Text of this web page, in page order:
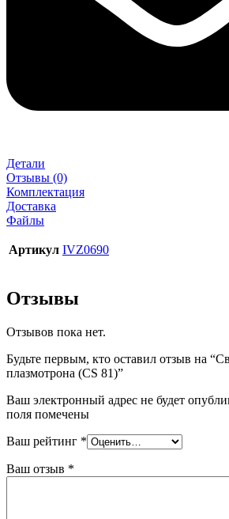
Детали
Отзывы (0)
Комплектация
Доставка
Файлы
Артикул IVZ0690
Отзывы
Отзывов пока нет.
Будьте первым, кто оставил отзыв на
плазмотрона (CS 81)”
Ваш электронный адрес не будет
поля помечены
Ваш рейтинг *
Ваш отзыв *